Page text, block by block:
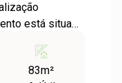
está situado
Leopoldo,
da cidade e a
83m²